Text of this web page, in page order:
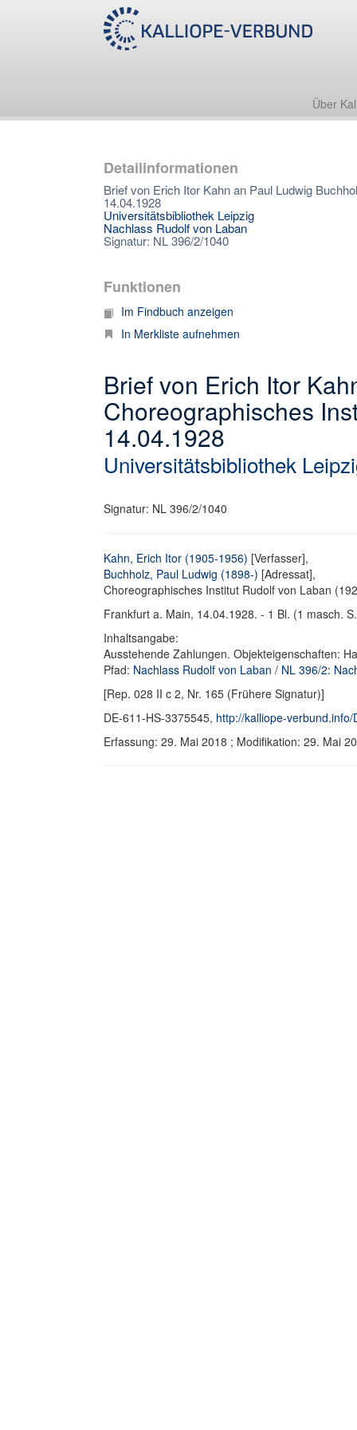
Über
Detailinformationen
Brief von Erich Itor Kahn an Paul Ludwig
14.04.1928
Universitätsbibliothek Leipzig
Nachlass Rudolf von Laban
Signatur: NL 396/2/1040
Funktionen
Im Findbuch anzeigen
In Merkliste aufnehmen
Brief von Erich Itor
Choreographisches
14.04.1928
Universitätsbibliothek
Signatur: NL 396/2/1040
Kahn, Erich Itor (1905-1956) [Verfasser],
Buchholz, Paul Ludwig (1898-) [Adressat],
Choreographisches Institut Rudolf von Laban
Frankfurt a. Main, 14.04.1928. - 1 Bl. (1 masch.
Inhaltsangabe:
Ausstehende Zahlungen. Objekteigenschaften:
Pfad: Nachlass Rudolf von Laban / NL 396/2:
[Rep. 028 II c 2, Nr. 165 (Frühere Signatur)]
DE-611-HS-3375545, http://kalliope-
Erfassung: 29. Mai 2018 ; Modifikation: 29. Mai